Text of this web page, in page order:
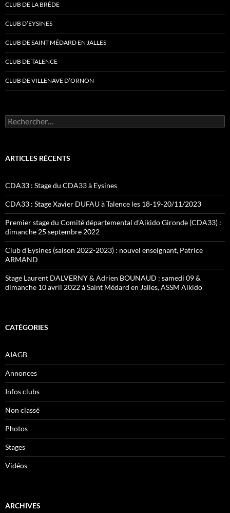
CLUB DE LA BRÈDE
CLUB D’EYSINES
CLUB DE SAINT MÉDARD EN JALLES
CLUB DE TALENCE
CLUB DE VILLENAVE D’ORNON
Rechercher :
ARTICLES RÉCENTS
CDA33 : Stage du CDA33 à Eysines
CDA33 : Stage Xavier DUFAU à Talence les 18-19-20/11/2023
Premier stage du Comité départemental d’Aikido Gironde (CDA33) :
dimanche 25 septembre 2022
Club d’Eysines (saison 2022-2023) : nouvel enseignant, Patrice
ARMAND
Stage Laurent DALVERNY & Adrien BOUNAUD : samedi 09 &
dimanche 10 avril 2022 à Saint Médard en Jalles, ASSM Aikido
CATÉGORIES
AIAGB
Annonces
Infos clubs
Non classé
Photos
Stages
Vidéos
ARCHIVES